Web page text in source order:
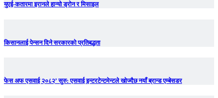
युएई-कतारमा इरानले हान्यो ड्रोन र मिसाइल
किसानलाई पेन्सन दिने सरकारको प्रतिबद्धता
फेस अफ एसवाई २०८२’ सुरु: एसवाई इन्टरटेन्टमेन्टले खोज्दैछ नयाँ ब्रान्ड एम्बेसडर